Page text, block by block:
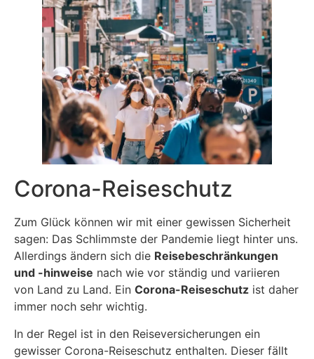
Corona-Reiseschutz
Zum Glück können wir mit einer gewissen Sicherheit
sagen: Das Schlimmste der Pandemie liegt hinter uns.
Allerdings ändern sich die Reisebeschränkungen
und -hinweise nach wie vor ständig und variieren
von Land zu Land. Ein Corona-Reiseschutz ist daher
immer noch sehr wichtig.
In der Regel ist in den Reiseversicherungen ein
gewisser Corona-Reiseschutz enthalten. Dieser fällt